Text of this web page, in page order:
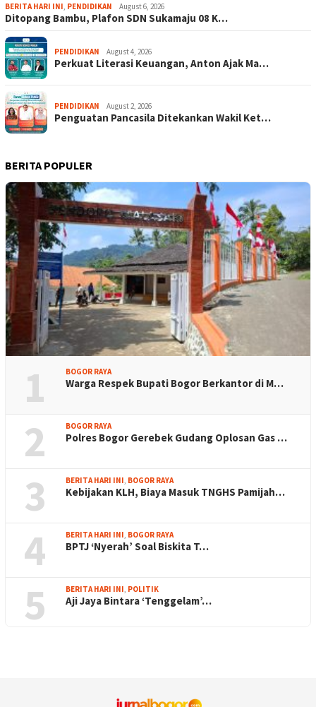
BERITA HARI INI, PENDIDIKAN August 6, 2026
Ditopang Bambu, Plafon SDN Sukamaju 08 K…
PENDIDIKAN August 4, 2026
Perkuat Literasi Keuangan, Anton Ajak Ma…
PENDIDIKAN August 2, 2026
Penguatan Pancasila Ditekankan Wakil Ket…
BERITA POPULER
1 BOGOR RAYA
Warga Respek Bupati Bogor Berkantor di M…
2 BOGOR RAYA
Polres Bogor Gerebek Gudang Oplosan Gas …
3 BERITA HARI INI, BOGOR RAYA
Kebijakan KLH, Biaya Masuk TNGHS Pamijah…
4 BERITA HARI INI, BOGOR RAYA
BPTJ ‘Nyerah’ Soal Biskita T…
5 BERITA HARI INI, POLITIK
Aji Jaya Bintara ‘Tenggelam’…